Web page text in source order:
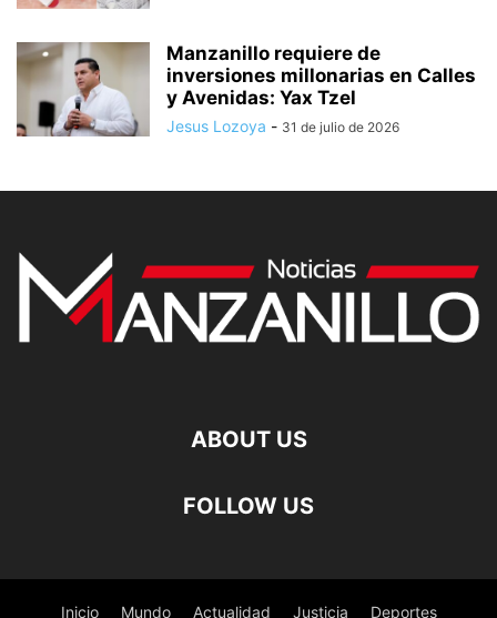
Manzanillo requiere de
inversiones millonarias en Calles
y Avenidas: Yax Tzel
Jesus Lozoya - 31 de julio de 2026
ABOUT US
FOLLOW US
Inicio Mundo Actualidad Justicia Deportes